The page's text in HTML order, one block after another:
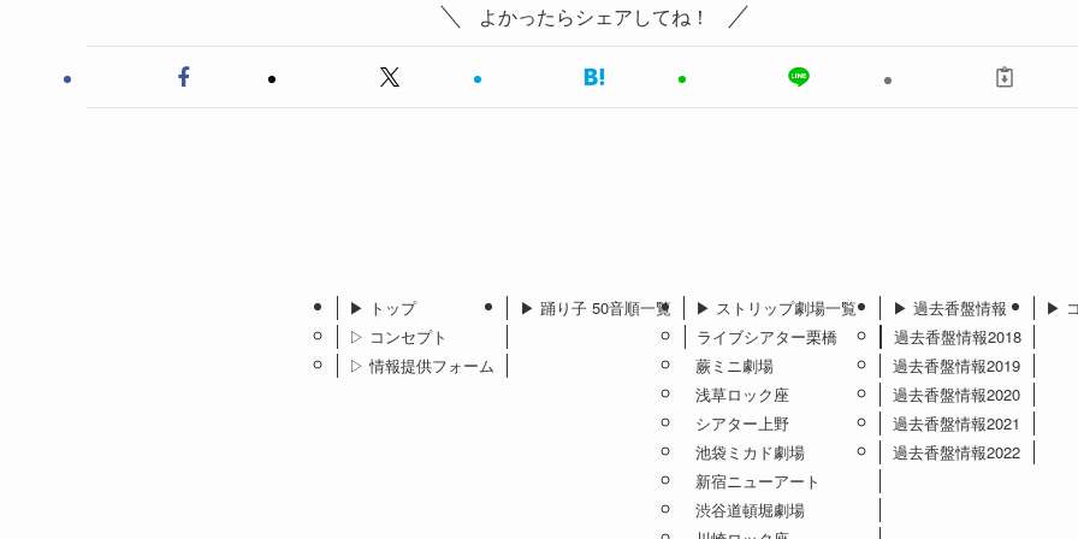
よかったらシェアしてね！
▶︎ トップ
▷ コンセプト
▷ 情報提供フォーム
▶︎ 踊り子 50音順一覧
▶︎ ストリップ劇場一覧
ライブシアター栗橋
蕨ミニ劇場
浅草ロック座
シアター上野
池袋ミカド劇場
新宿ニューアート
渋谷道頓堀劇場
▶︎ 過去香盤情報
過去香盤情報2018
過去香盤情報2019
過去香盤情報2020
過去香盤情報2021
過去香盤情報2022
▶︎